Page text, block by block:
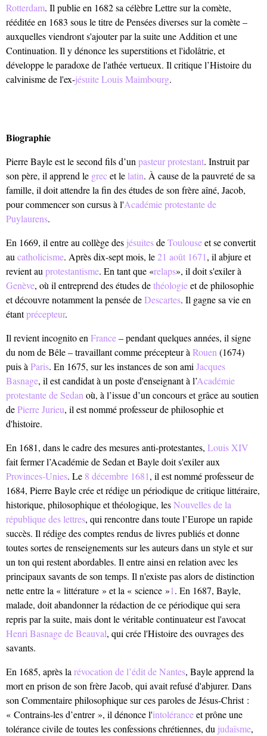
Rotterdam. Il publie en 1682 sa célèbre Lettre sur la comète,
rééditée en 1683 sous le titre de Pensées diverses sur la comète –
auxquelles viendront s'ajouter par la suite une Addition et une
Continuation. Il y dénonce les superstitions et l'idolâtrie, et
développe le paradoxe de l'athée vertueux. Il critique l’Histoire du
calvinisme de l'ex-jésuiteLouis Maimbourg.
Biographie
Pierre Bayle est le second fils d’un pasteur protestant. Instruit par
son père, il apprend le grecet lelatin. À cause de la pauvreté de sa
famille, il doit attendre la fin des études de son frère aîné, Jacob,
pour commencer son cursus à l'Académie protestante de
Puylaurens.
En 1669, il entre au collège des jésuitesdeToulouseet se convertit
au catholicisme. Après dix-sept mois, le21 août 1671, il abjure et
revient au protestantisme. En tant que «relaps», il doit s'exiler à
Genève, où il entreprend des études dethéologieet de philosophie
et découvre notamment la pensée deDescartes. Il gagne sa vie en
étantprécepteur.
Il revient incognito en France– pendant quelques années, il signe
du nom de Bêle – travaillant comme précepteur à Rouen (1674)
puis à Paris. En 1675, sur les instances de son ami Jacques
Basnage, il est candidat à un poste d'enseignant à l’Académie
protestante de Sedan où, à l’issue d’un concours et grâce au soutien
dePierre Jurieu, il est nommé professeur de philosophie et
d'histoire.
En 1681, dans le cadre des mesures anti-protestantes, Louis XIV
fait fermer l’Académie de Sedan et Bayle doit s'exiler aux
Provinces-Unies. Le 8 décembre 1681, il est nommé professeur de
1684, Pierre Bayle crée et rédige un périodique de critique littéraire,
historique, philosophique et théologique, lesNouvelles de la
république des lettres, qui rencontre dans toute l’Europe un rapide
succès. Il rédige des comptes rendus de livres publiés et donne
toutes sortes de renseignements sur les auteurs dans un style et sur
un ton qui restent abordables. Il entre ainsi en relation avec les
principaux savants de son temps. Il n'existe pas alors de distinction
nette entre la « littérature » et la « science »1. En 1687, Bayle,
malade, doit abandonner la rédaction de ce périodique qui sera
repris par la suite, mais dont le véritable continuateur est l'avocat
Henri Basnage de Beauval, qui crée l'Histoire des ouvrages des
savants.
En 1685, après la révocation de l’édit de Nantes, Bayle apprend la
mort en prison de son frère Jacob, qui avait refusé d'abjurer. Dans
son Commentaire philosophique sur ces paroles de Jésus-Christ :
« Contrains-les d’entrer », il dénonce l'intoléranceet prône une
tolérance civile de toutes les confessions chrétiennes, du judaïsme,